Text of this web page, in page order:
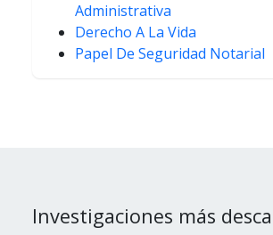
Administrativa
Derecho A La Vida
Papel De Seguridad Notarial
Investigaciones más